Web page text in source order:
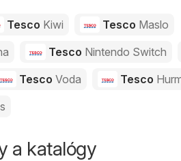
Tesco Kiwi Tesco Maslo
Tesco Nintendo Switch
Tesco Voda Tesco
a katalógy